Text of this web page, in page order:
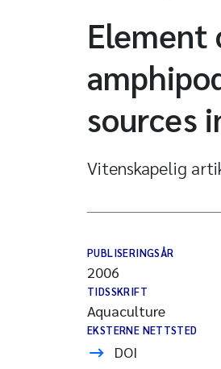
Element
sources
Vitenskapelig
PUBLISERINGSÅR
2006
TIDSSKRIFT
Aquaculture
EKSTERNE NETTSTED
DOI